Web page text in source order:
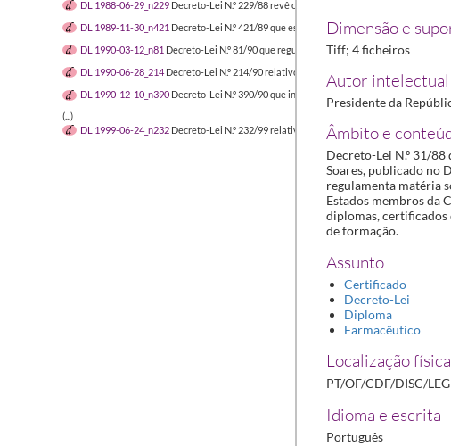
DL 1988-06-29_n229 Decreto-Lei N.º 229/88 revê o regime a que está sujeita a
DL 1989-11-30_n421 Decreto-Lei N.º 421/89 que estabelece o regime jurídico da
DL 1990-03-12_n81 Decreto-Lei N.º 81/90 que regula a produção, autorização de
DL 1990-06-28_214 Decreto-Lei N.º 214/90 relativo às farmácias e aos direitos e
DL 1990-12-10_n390 Decreto-Lei N.º 390/90 que integra a categoria de farmacêutico
(...)
DL 1999-06-24_n232 Decreto-Lei N.º 232/99 relativo aos medicamentos para uso
Dimensão e
Tiff; 4 ficheiros
Autor intelectual
Presidente da
Âmbito e
Decreto-Lei N.º 31/
Soares, publicado no
regulamenta matéria
Estados membros da
diplomas, certificados
de formação.
Assunto
Certificado
Decreto-Lei
Diploma
Farmacêutico
Localização física
PT/OF/CDF/DISC/LEG
Idioma e escrita
Português